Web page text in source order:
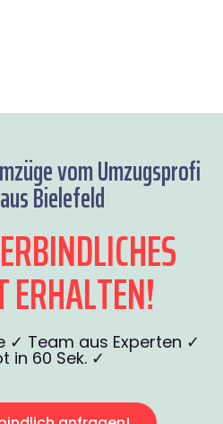
vom Umzugsprofi
Bielefeld
ERHALTEN!
✓ Team aus Experten ✓
in 60 Sek. ✓